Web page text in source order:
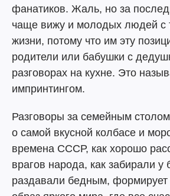
фанатиков. Жаль, но за
чаще вижу и молодых людей с
жизни, потому что им эту
родители или бабушки с
разговорах на кухне. Это
импринтингом.
Разговоры за семейным
о самой вкусной колбасе и
времена СССР, как хорошо
врагов народа, как забирали у
раздавали бедным,